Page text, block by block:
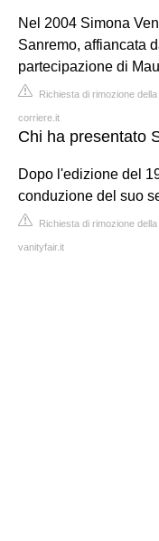
Nel 2004 Simona
Sanremo, affiancata
partecipazione di
Richiesta di rimozione
corriere.it
Chi ha presentato
Dopo l'edizione del
conduzione del suo
Richiesta di rimozione
vanityfair.it